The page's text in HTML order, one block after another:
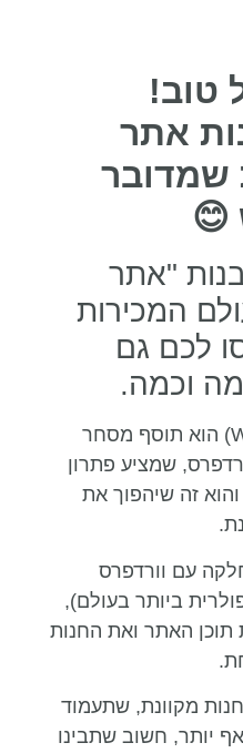
טוב!
אתר
😊
"אתר
המכירות
לכם גם
וכמה.
ווקומרס (WooCommerce) הוא תוסף מסחר
שמציע פתרון
זה שיהפוך את
עם וורדפרס
ביותר בעולם),
האתר ואת החנות
מקוונת, שתעמוד
יותר, חשוב שתבינו